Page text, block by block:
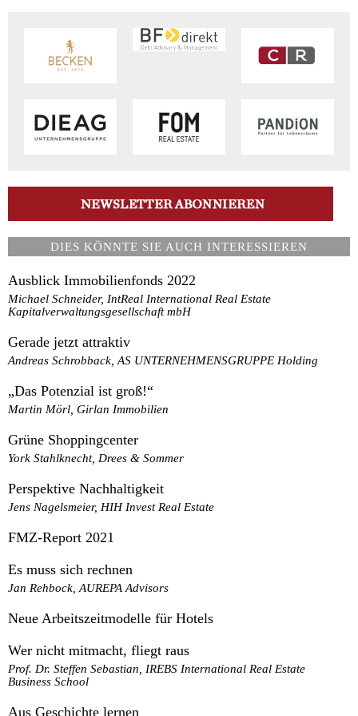
DIES KÖNNTE SIE AUCH INTERESSIEREN
Ausblick Immobilienfonds 2022
Michael Schneider, IntReal International Real Estate
Kapitalverwaltungsgesellschaft mbH
Gerade jetzt attraktiv
Andreas Schrobback, AS UNTERNEHMENSGRUPPE Holding
„Das Potenzial ist groß!“
Martin Mörl, Girlan Immobilien
Grüne Shoppingcenter
York Stahlknecht, Drees & Sommer
Perspektive Nachhaltigkeit
Jens Nagelsmeier, HIH Invest Real Estate
FMZ-Report 2021
Es muss sich rechnen
Jan Rehbock, AUREPA Advisors
Neue Arbeitszeitmodelle für Hotels
Wer nicht mitmacht, fliegt raus
Prof. Dr. Steffen Sebastian, IREBS International Real Estate
Business School
Aus Geschichte lernen